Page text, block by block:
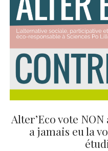
Alter’Eco vote NON
a jamais eu la